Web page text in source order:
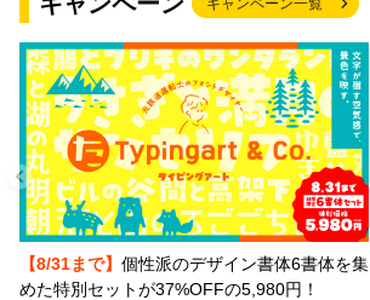
キャンペーン一覧
【8/31まで】 個性派のデザイン書体6書体を集
めた特別セットが37%OFFの5,980円！